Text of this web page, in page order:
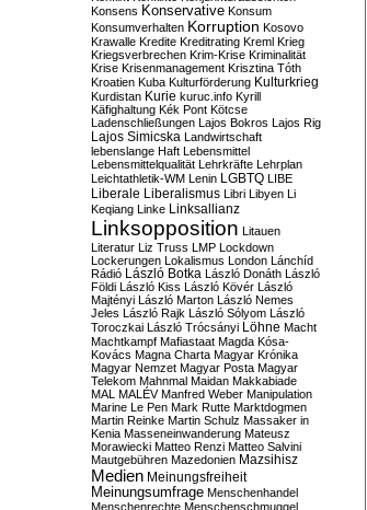
Konsens Konservative Konsum
Konsumverhalten Korruption Kosovo
Krawalle Kredite Kreditrating Kreml Krieg
Kriegsverbrechen Krim-Krise Kriminalität
Krise Krisenmanagement Krisztina Tóth
Kroatien Kuba Kulturförderung Kulturkrieg
Kurdistan Kurie kuruc.info Kyrill
Käfighaltung Kék Pont Kötcse
Ladenschließungen Lajos Bokros Lajos Rig
Lajos Simicska Landwirtschaft
lebenslange Haft Lebensmittel
Lebensmittelqualität Lehrkräfte Lehrplan
Leichtathletik-WM Lenin LGBTQ LIBE
Liberale Liberalismus Libri Libyen Li
Keqiang Linke Linksallianz
Linksopposition Litauen
Literatur Liz Truss LMP Lockdown
Lockerungen Lokalismus London Lánchíd
Rádió
László Botka László Donáth László
Földi László Kiss László Kövér László
Majtényi László Marton László Nemes
Jeles László Rajk László Sólyom László
Toroczkai László Trócsányi Löhne Macht
Machtkampf Mafiastaat Magda Kósa-
Kovács Magna Charta Magyar Krónika
Magyar Nemzet Magyar Posta Magyar
Telekom Mahnmal Maidan Makkabiade
MAL MALÉV Manfred Weber Manipulation
Marine Le Pen Mark Rutte Marktdogmen
Martin Reinke Martin Schulz Massaker in
Kenia Masseneinwanderung Mateusz
Morawiecki Matteo Renzi Matteo Salvini
Mautgebühren Mazedonien Mazsihisz
Medien Meinungsfreiheit
Meinungsumfrage Menschenhandel
Menschenrechte Menschenschmuggel